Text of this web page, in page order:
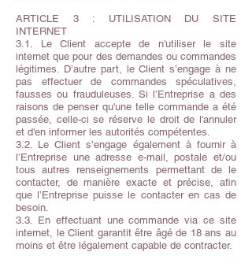
ARTICLE 3 : UTILISATION DU SITE
INTERNET
3.1. Le Client accepte de n'utiliser le site
internet que pour des demandes ou commandes
légitimes. D’autre part, le Client s’engage à ne
pas effectuer de commandes spéculatives,
fausses ou frauduleuses. Si l’Entreprise a des
raisons de penser qu'une telle commande a été
passée, celle-ci se réserve le droit de l'annuler
et d'en informer les autorités compétentes.
3.2. Le Client s’engage également à fournir à
l’Entreprise une adresse e-mail, postale et/ou
tous autres renseignements permettant de le
contacter, de manière exacte et précise, afin
que l’Entreprise puisse le contacter en cas de
besoin.
3.3. En effectuant une commande via ce site
internet, le Client garantit être âgé de 18 ans au
moins et être légalement capable de contracter.